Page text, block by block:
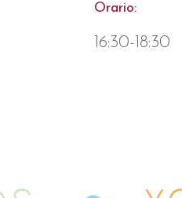
Orario:
16:30-18:30